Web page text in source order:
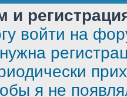
и
войти на
я не